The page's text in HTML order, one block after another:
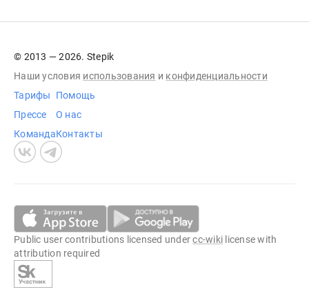
© 2013 — 2026. Stepik
Наши условия использования и конфиденциальности
Тарифы
Прессе
Команда
Помощь
О нас
Контакты
Public user contributions licensed undercc-wiki license with
attribution required